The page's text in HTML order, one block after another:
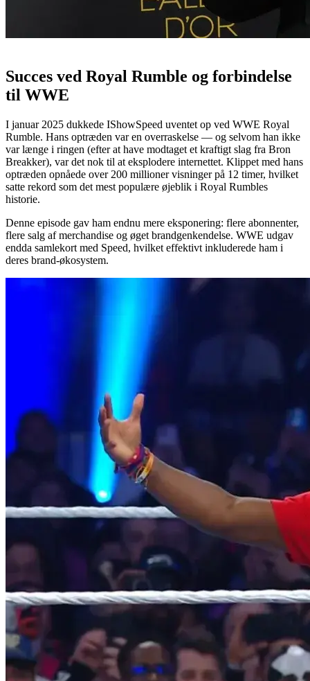
Succes ved Royal Rumble og forbindelse
til WWE
I januar 2025 dukkede IShowSpeed uventet op ved WWE Royal
Rumble. Hans optræden var en overraskelse — og selvom han ikke
var længe i ringen (efter at have modtaget et kraftigt slag fra Bron
Breakker), var det nok til at eksplodere internettet. Klippet med hans
optræden opnåede over 200 millioner visninger på 12 timer, hvilket
satte rekord som det mest populære øjeblik i Royal Rumbles
historie.
Denne episode gav ham endnu mere eksponering: flere abonnenter,
flere salg af merchandise og øget brandgenkendelse. WWE udgav
endda samlekort med Speed, hvilket effektivt inkluderede ham i
deres brand-økosystem.